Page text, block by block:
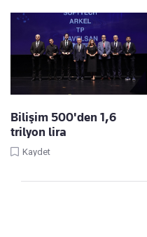
Bilişim 500'den 1,6
trilyon lira
Kaydet